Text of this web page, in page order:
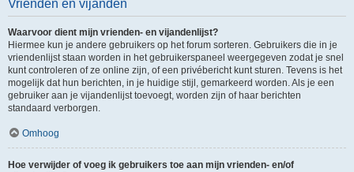
Vrienden en vijanden
Waarvoor dient mijn vrienden- en vijandenlijst?
Hiermee kun je andere gebruikers op het forum sorteren. Gebruikers die in je
vriendenlijst staan worden in het gebruikerspaneel weergegeven zodat je snel
kunt controleren of ze online zijn, of een privébericht kunt sturen. Tevens is het
mogelijk dat hun berichten, in je huidige stijl, gemarkeerd worden. Als je een
gebruiker aan je vijandenlijst toevoegt, worden zijn of haar berichten
standaard verborgen.
Omhoog
Hoe verwijder of voeg ik gebruikers toe aan mijn vrienden- en/of